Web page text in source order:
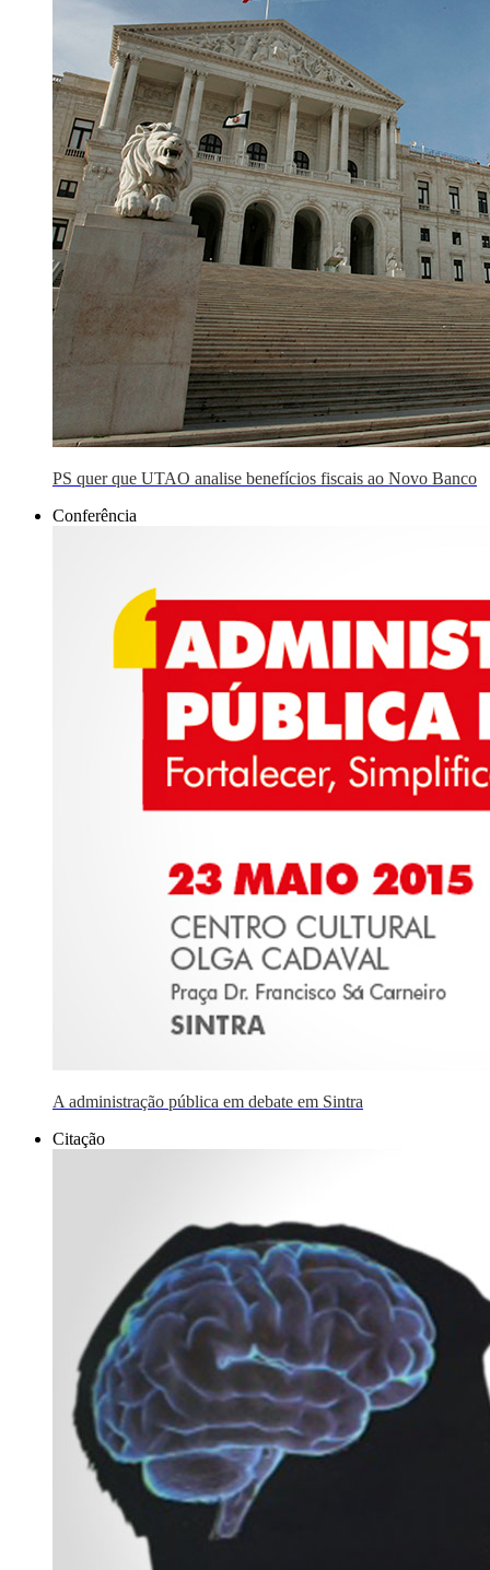
PS quer que UTAO analise benefícios fiscais ao Novo Banco
Conferência
A administração pública em debate em Sintra
Citação